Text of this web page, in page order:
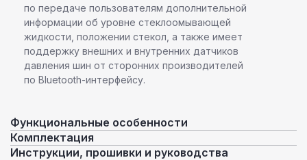
по передаче пользователям дополнительной
информации об уровне стеклоомывающей
жидкости, положении стекол, а также имеет
поддержку внешних и внутренних датчиков
давления шин от сторонних производителей
по Bluetooth-интерфейсу.
Функциональные особенности
Комплектация
Инструкции, прошивки и руководства